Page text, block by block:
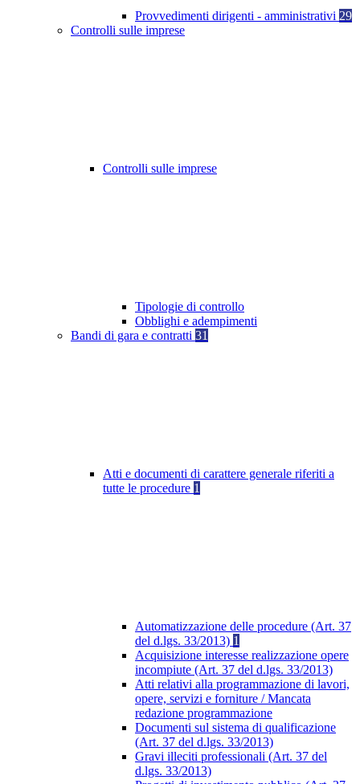
Provvedimenti dirigenti - amministrativi 29
Controlli sulle imprese
Controlli sulle imprese
Tipologie di controllo
Obblighi e adempimenti
Bandi di gara e contratti 31
Atti e documenti di carattere generale riferiti a
tutte le procedure 1
Automatizzazione delle procedure (Art. 37
del d.lgs. 33/2013) 1
Acquisizione interesse realizzazione opere
incompiute (Art. 37 del d.lgs. 33/2013)
Atti relativi alla programmazione di lavori,
opere, servizi e forniture / Mancata
redazione programmazione
Documenti sul sistema di qualificazione
(Art. 37 del d.lgs. 33/2013)
Gravi illeciti professionali (Art. 37 del
d.lgs. 33/2013)